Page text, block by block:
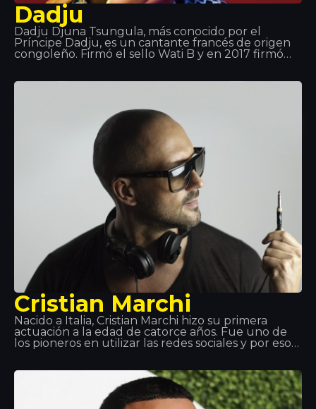
Dadju
Dadju Djuna Tsungula, más conocido por el
Príncipe Dadju, es un cantante francés de origen
congoleño. Firmó el sello Wati B y en 2017 firmó
junto con el rapero Abou Tall de 2012 a 2016. El
Indéfini. El dúo anunció que se estaban separando
para que cada uno siguiera una carrera en solitario.
Dadju lanzó su álbum en solitario Gentleman 2.0
Cristian Marchi
Nacido a Italia, Cristian Marchi hizo su primera
actuación a la edad de catorce años. Fue uno de
los pioneros en utilizar las redes sociales y por eso
últimos años, ha hecho actuaciones en Italia,
Francia, España, Croacia, Grecia, entre otros. Una de
estas paradas, ha sido aquí: Disco Tropics.